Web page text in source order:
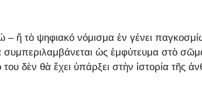
ἤ τὸ ψηφιακό νόμισμα ἐν γένει
ὡς ἐμφύτευμα στὸ σῶμα
δὲν θὰ ἔχει ὑπάρξει στὴν ἱστορία τῆς